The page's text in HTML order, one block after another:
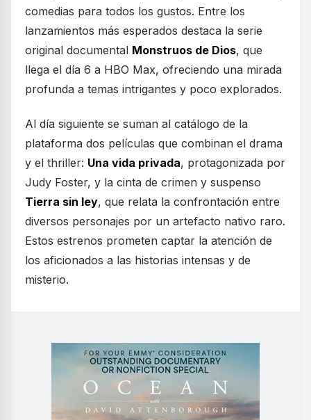
comedias para todos los gustos. Entre los
lanzamientos más esperados destaca la serie
original documental Monstruos de Dios, que
llega el día 6 a HBO Max, ofreciendo una mirada
profunda a temas intrigantes y poco explorados.
Al día siguiente se suman al catálogo de la
plataforma dos películas que combinan el drama
y el thriller: Una vida privada, protagonizada por
Judy Foster, y la cinta de crimen y suspenso
Tierra sin ley, que relata la confrontación entre
diversos personajes por un artefacto nativo raro.
Estos estrenos prometen captar la atención de
los aficionados a las historias intensas y de
misterio.